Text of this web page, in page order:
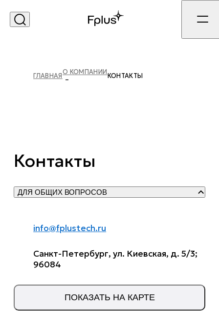
ГЛАВНАЯО КОМПАНИИКОНТАКТЫ
Контакты
ДЛЯ ОБЩИХ ВОПРОСОВ
info@fplustech.ru
Санкт-Петербург, ул. Киевская, д. 5/3;
96084
ПОКАЗАТЬ НА КАРТЕ